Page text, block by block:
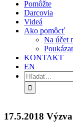
Pomôžte
Darcovia
Videá
Ako pomôcť
Na účet
KONTAKT
EN
Hľadať:
17.5.2018